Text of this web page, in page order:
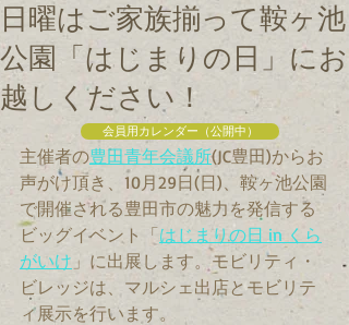
会員用カレンダー（公開中）
日曜はご家族揃って鞍ヶ池
公園「はじまりの日」にお
越しください！
主催者の豊田青年会議所(JC豊田)からお
声がけ頂き、10月29日(日)、鞍ヶ池公園
で開催される豊田市の魅力を発信する
ビッグイベント「はじまりの日 in くら
がいけ 」に出展します。モビリティ・
ビレッジは、マルシェ出店とモビリテ
ィ展示を行います。